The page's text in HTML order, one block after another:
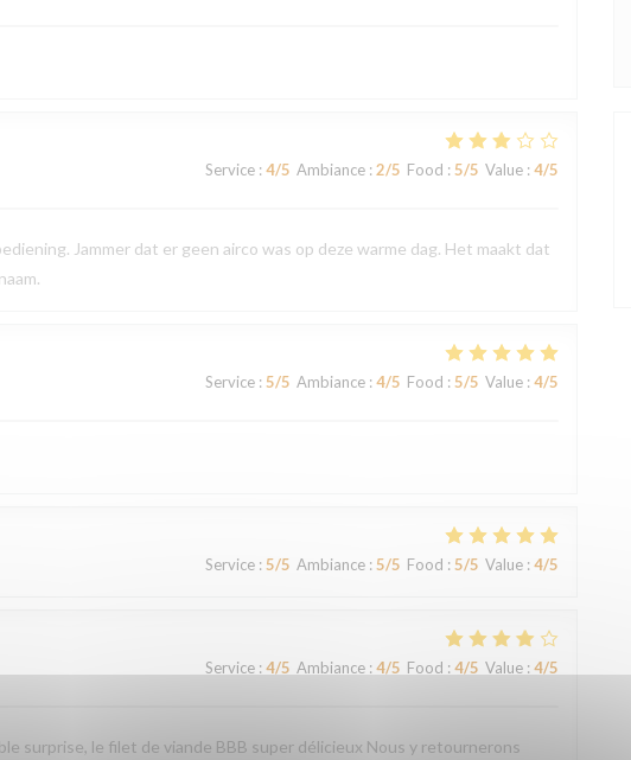
Service: 4/5 Ambiance: 2/5 Food : 5/5 Value: 4/5
Jammer dat er geen airco was op deze warme dag. Het maakt dat
Service: 5/5 Ambiance: 4/5 Food : 5/5 Value: 4/5
Service: 5/5 Ambiance: 5/5 Food : 5/5 Value: 4/5
Service: 4/5 Ambiance: 4/5 Food : 4/5 Value: 4/5
surprise, le filet de viande BBB super délicieux Nous y retournerons